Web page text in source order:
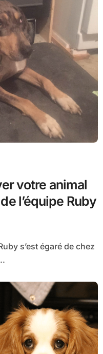
votre animal
l’équipe Ruby